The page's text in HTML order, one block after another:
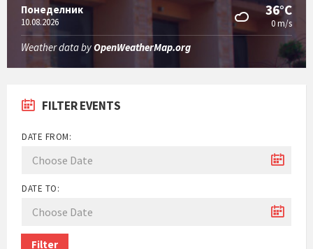
Понеделник
10.08.2026
36°C
0 m/s
Weather data byOpenWeatherMap.org
FILTER EVENTS
DATE FROM:
DATE TO:
Filter